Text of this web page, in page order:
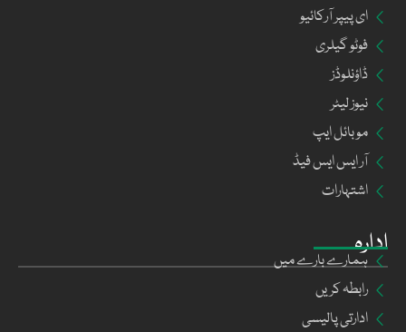
ادارہ
ہمارے بارے میں
رابطہ کریں
ادارتی پالیسی
ای پیپر آرکائیو
فوٹو گیلری
ڈاؤنلوڈز
نیوز لیٹر
موبائل ایپ
آر ایس ایس فیڈ
اشتہارات